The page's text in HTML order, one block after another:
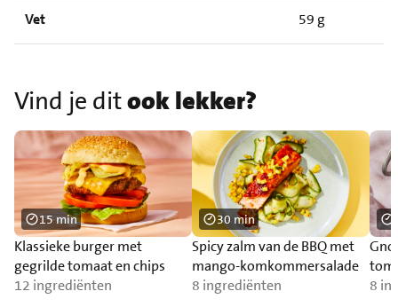
Vet 59 g
Vind je ditook lekker?
Klassieke burger met
gegrilde tomaat en chips
12 ingrediënten
15 min
Spicy zalm van de BBQ met
mango-komkommersalade
8 ingrediënten
30 min
zalm
8